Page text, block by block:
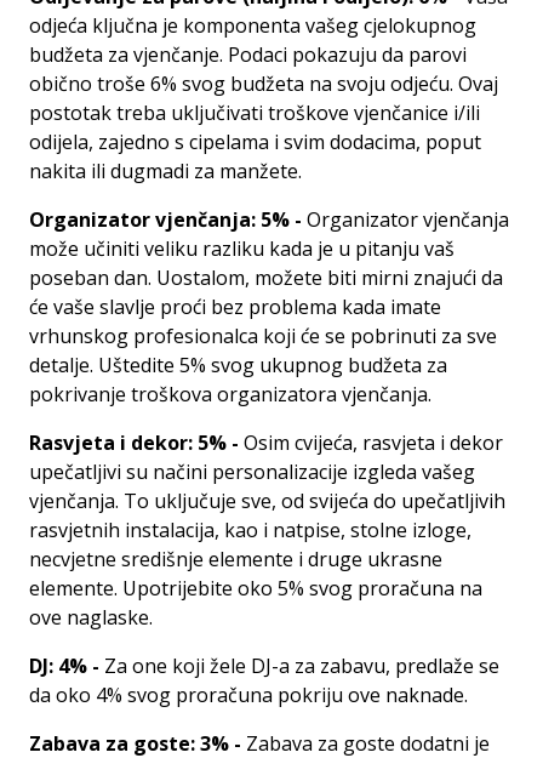
odjeća ključna je komponenta vašeg cjelokupnog
budžeta za vjenčanje. Podaci pokazuju da parovi
obično troše 6% svog budžeta na svoju odjeću. Ovaj
postotak treba uključivati ​​troškove vjenčanice i/ili
odijela, zajedno s cipelama i svim dodacima, poput
nakita ili dugmadi za manžete.
Organizator vjenčanja: 5% - Organizator vjenčanja
može učiniti veliku razliku kada je u pitanju vaš
poseban dan. Uostalom, možete biti mirni znajući da
će vaše slavlje proći bez problema kada imate
vrhunskog profesionalca koji će se pobrinuti za sve
detalje. Uštedite 5% svog ukupnog budžeta za
pokrivanje troškova organizatora vjenčanja.
Rasvjeta i dekor: 5% - Osim cvijeća, rasvjeta i dekor
upečatljivi su načini personalizacije izgleda vašeg
vjenčanja. To uključuje sve, od svijeća do upečatljivih
rasvjetnih instalacija, kao i natpise, stolne izloge,
necvjetne središnje elemente i druge ukrasne
elemente. Upotrijebite oko 5% svog proračuna na
ove naglaske.
DJ: 4% - Za one koji žele DJ-a za zabavu, predlaže se
da oko 4% svog proračuna pokriju ove naknade.
Zabava za goste: 3% - Zabava za goste dodatni je